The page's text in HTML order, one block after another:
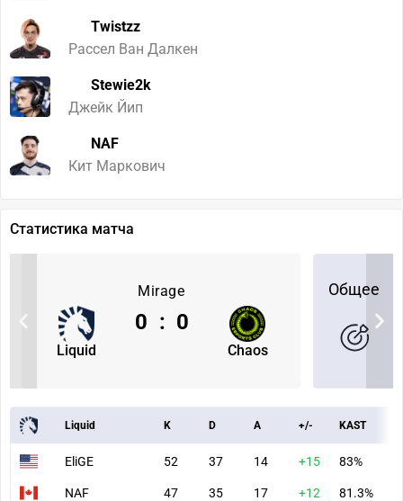
Twistzz
Рассел Ван Далкен
Stewie2k
Джейк Йип
NAF
Кит Маркович
Статистика матча
Mirage
Liquid Chaos
0 : 0
Общее
Liquid K D A +/- KAST
EliGE 52 37 14 +15 83%
NAF 47 35 17 +12 81.3%